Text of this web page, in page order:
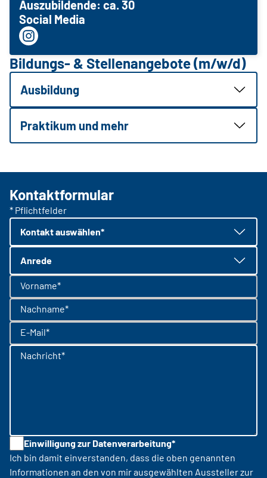
Auszubildende: ca. 30
Social Media
Bildungs- & Stellenangebote (m/w/d)
Ausbildung
Praktikum und mehr
Kontaktformular
* Pflichtfelder
Kontakt auswählen*
Anrede
Vorname*
Nachname*
E-Mail*
Nachricht*
Einwilligung zur Datenverarbeitung*
Ich bin damit einverstanden, dass die oben genannten
Informationen an den von mir ausgewählten Aussteller zur